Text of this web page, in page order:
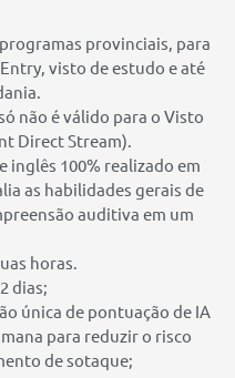
provinciais, para
visto de estudo e até
não é válido para o Visto
Direct Stream).
inglês 100% realizado em
as habilidades gerais de
auditiva em um
horas.
dias;
única de pontuação de IA
para reduzir o risco
de sotaque;